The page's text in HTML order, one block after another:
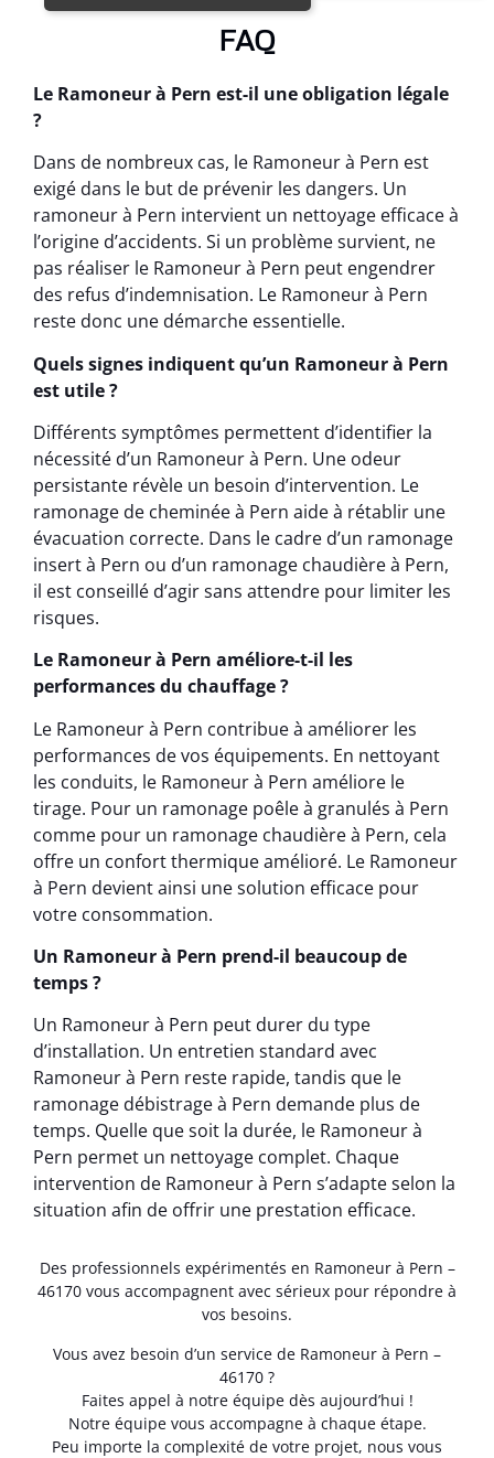
FAQ
Le Ramoneur à Pern est-il une obligation légale
?
Dans de nombreux cas, le Ramoneur à Pern est
exigé dans le but de prévenir les dangers. Un
ramoneur à Pern intervient un nettoyage efficace à
l’origine d’accidents. Si un problème survient, ne
pas réaliser le Ramoneur à Pern peut engendrer
des refus d’indemnisation. Le Ramoneur à Pern
reste donc une démarche essentielle.
Quels signes indiquent qu’un Ramoneur à Pern
est utile ?
Différents symptômes permettent d’identifier la
nécessité d’un Ramoneur à Pern. Une odeur
persistante révèle un besoin d’intervention. Le
ramonage de cheminée à Pern aide à rétablir une
évacuation correcte. Dans le cadre d’un ramonage
insert à Pern ou d’un ramonage chaudière à Pern,
il est conseillé d’agir sans attendre pour limiter les
risques.
Le Ramoneur à Pern améliore-t-il les
performances du chauffage ?
Le Ramoneur à Pern contribue à améliorer les
performances de vos équipements. En nettoyant
les conduits, le Ramoneur à Pern améliore le
tirage. Pour un ramonage poêle à granulés à Pern
comme pour un ramonage chaudière à Pern, cela
offre un confort thermique amélioré. Le Ramoneur
à Pern devient ainsi une solution efficace pour
votre consommation.
Un Ramoneur à Pern prend-il beaucoup de
temps ?
Un Ramoneur à Pern peut durer du type
d’installation. Un entretien standard avec
Ramoneur à Pern reste rapide, tandis que le
ramonage débistrage à Pern demande plus de
temps. Quelle que soit la durée, le Ramoneur à
Pern permet un nettoyage complet. Chaque
intervention de Ramoneur à Pern s’adapte selon la
situation afin de offrir une prestation efficace.
Des professionnels expérimentés en Ramoneur à Pern –
46170 vous accompagnent avec sérieux pour répondre à
vos besoins.
Vous avez besoin d’un service de Ramoneur à Pern –
46170 ?
Faites appel à notre équipe dès aujourd’hui !
Notre équipe vous accompagne à chaque étape.
Peu importe la complexité de votre projet, nous vous